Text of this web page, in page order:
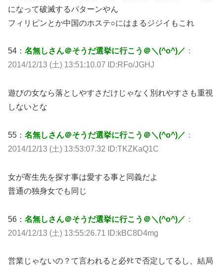
になって破滅するパターンやん
フィリピンとか中国のホステ○にはまるジジイもこれ
54： 名無しさん＠そうだ選挙に行こう＠＼(^o^)／ ：
2014/12/13 (土) 13:51:10.07 ID:RFo/JGHJ
遊びの女なら落としやすさだけじゃなく別れやすさも重視
しないとな
55： 名無しさん＠そうだ選挙に行こう＠＼(^o^)／ ：
2014/12/13 (土) 13:53:07.32 ID:TKZKaQ1C
女が寄生先を探す事は愛する事と同義だよ
普通の独身女でも同じ
56： 名無しさん＠そうだ選挙に行こう＠＼(^o^)／ ：
2014/12/13 (土) 13:55:26.71 ID:kBC8D4mg
営業じゃないの？て言われると必ﾀﾋで否定してるし、結局